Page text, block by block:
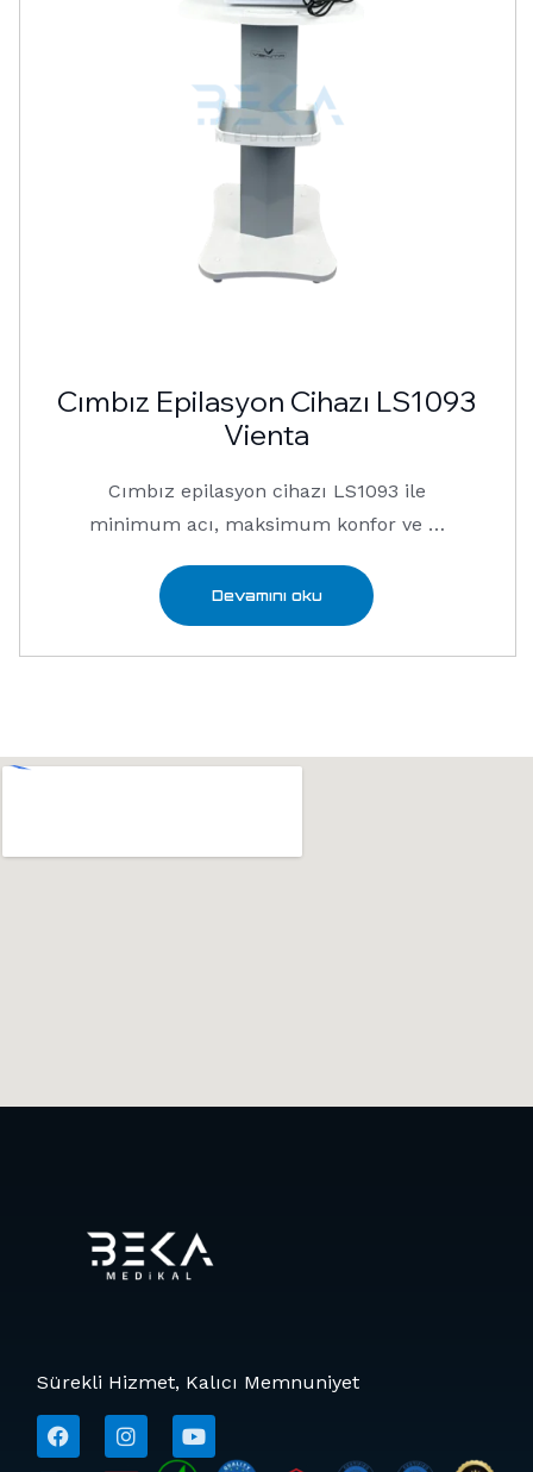
Cımbız Epilasyon Cihazı LS1093
Vienta
Cımbız epilasyon cihazı LS1093 ile
minimum acı, maksimum konfor ve …
Devamını oku
Sürekli Hizmet, Kalıcı Memnuniyet